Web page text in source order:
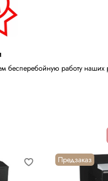
бесперебойную работу
Предзаказ